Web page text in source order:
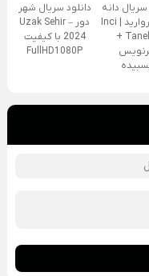
سریال دانه
های مروارید | Inci
Taneleri +
دانلود سریال شهر
دور – Uzak Sehir
2024 با کیفیت
FullHD1080P